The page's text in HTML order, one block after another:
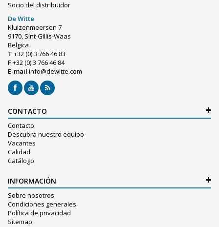
Socio del distribuidor
De Witte
Kluizenmeersen 7
9170, Sint-Gillis-Waas
Belgica
T +32 (0) 3 766 46 83
F+32 (0) 3 766 46 84
E-mail info@dewitte.com
CONTACTO
Contacto
Descubra nuestro equipo
Vacantes
Calidad
Catálogo
INFORMACIÓN
Sobre nosotros
Condiciones generales
Política de privacidad
Sitemap